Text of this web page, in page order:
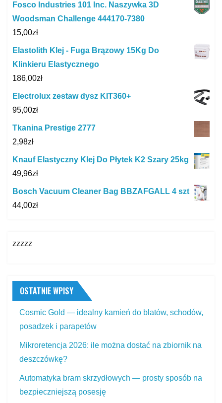
Fosco Industries 101 Inc. Naszywka 3D
Woodsman Challenge 444170-7380
15,00zł
Elastolith Klej - Fuga Brązowy 15Kg Do
Klinkieru Elastycznego
186,00zł
Electrolux zestaw dysz KIT360+
95,00zł
Tkanina Prestige 2777
2,98zł
Knauf Elastyczny Klej Do Płytek K2 Szary 25kg
49,96zł
Bosch Vacuum Cleaner Bag BBZAFGALL 4 szt
44,00zł
zzzzz
OSTATNIE WPISY
Cosmic Gold — idealny kamień do blatów, schodów,
posadzek i parapetów
Mikroretencja 2026: ile można dostać na zbiornik na
deszczówkę?
Automatyka bram skrzydłowych — prosty sposób na
bezpieczniejszą posesję